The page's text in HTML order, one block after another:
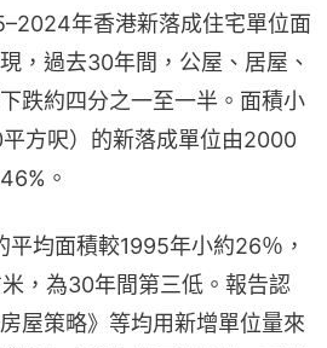
年香港新落成住宅單位面
，過去30年間，公屋、居屋、
跌約四分之一至一半。面積小
方呎）的新落成單位由2000
。
均面積較1995年小約26％，
，為30年間第三低。報告認
屋策略》等均用新增單位量來